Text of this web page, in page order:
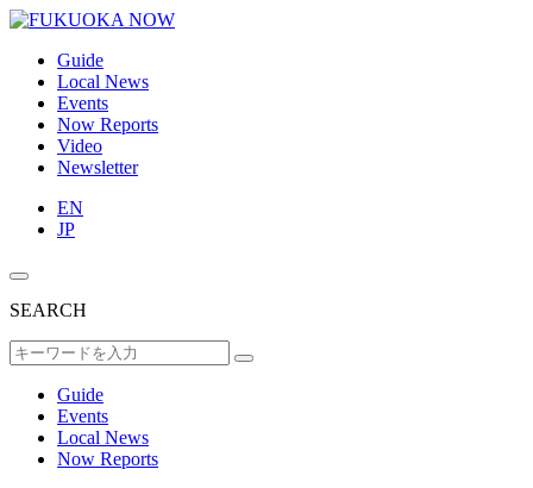
Guide
Local News
Events
Now Reports
Video
Newsletter
EN
JP
SEARCH
Guide
Events
Local News
Now Reports